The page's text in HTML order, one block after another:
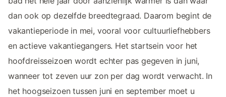
dan ook op dezelfde breedtegraad. Daarom begint de
vakantieperiode in mei, vooral voor cultuurliefhebbers
en actieve vakantiegangers. Het startsein voor het
hoofdreisseizoen wordt echter pas gegeven in juni,
wanneer tot zeven uur zon per dag wordt verwacht. In
het hoogseizoen tussen juni en september moet u